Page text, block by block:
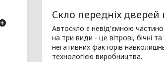
Скло передніх дверей
Автоскло є невід'ємною
на три види - це вітрові, бічні
негативних факторів
технологією виробництва.